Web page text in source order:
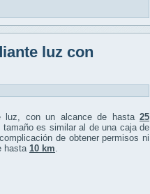
luz con
luz, con un alcance de hasta25
es similar al de una caja de
de obtener permisos ni
hasta 10 km